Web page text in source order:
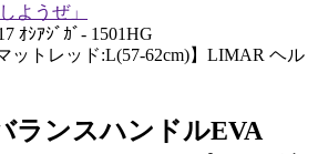
ようぜ」
ｵｼｱｼﾞｶﾞ- 1501HG
ットレッド:L(57-62cm)】LIMAR ヘル
ランスハンドルEVA